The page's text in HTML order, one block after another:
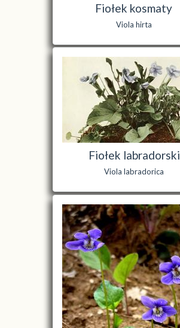
Fiołek kosmaty
Viola hirta
Fiołek labradorski
Viola labradorica